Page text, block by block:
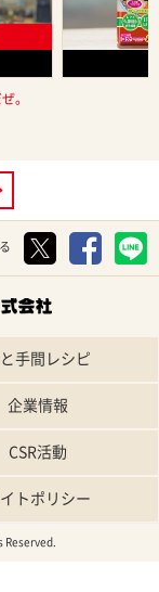
。
手間レシピ
企業情報
CSR活動
トポリシー
Reserved.